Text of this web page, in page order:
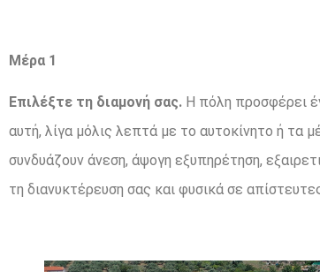
Μέρα 1
Επιλέξτε τη διαμονή σας. Η πόλη προσφέρει
αυτή, λίγα μόλις λεπτά με το αυτοκίνητο ή
συνδυάζουν άνεση, άψογη εξυπηρέτηση,
τη διανυκτέρευση σας και φυσικά σε